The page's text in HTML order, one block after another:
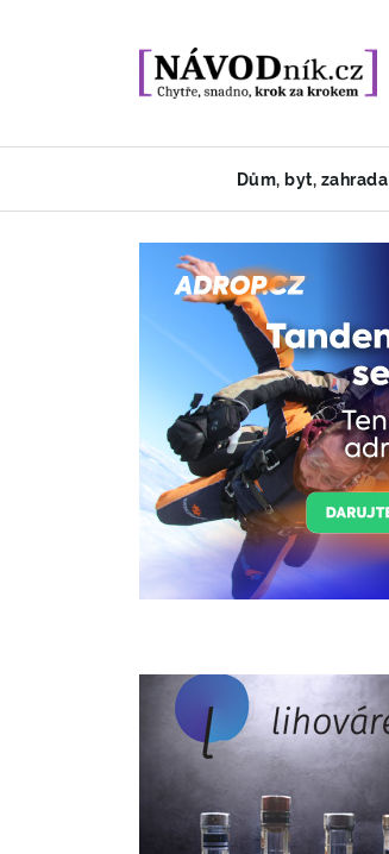
Dům, byt, zahrada